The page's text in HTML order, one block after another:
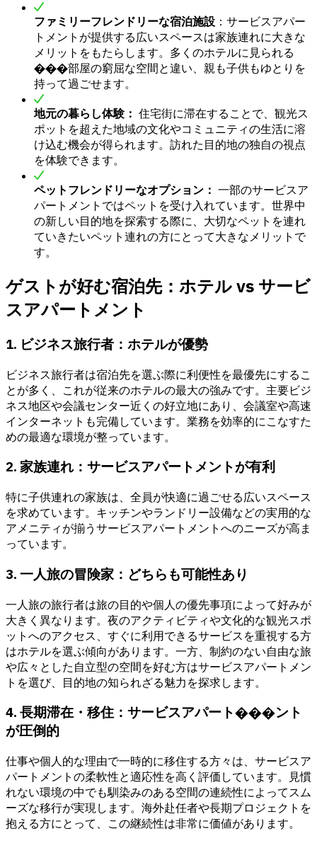
ファミリーフレンドリーな宿泊施設 ：サービスアパー
トメントが提供する広いスペースは家族連れに大きな
メリットをもたらします。多くのホテルに見られる
���部屋の窮屈な空間と違い、親も子供もゆとりを
持って過ごせます。
地元の暮らし体験： 住宅街に滞在することで、観光ス
ポットを超えた地域の文化やコミュニティの生活に溶
け込む機会が得られます。訪れた目的地の独自の視点
を体験できます。
ペットフレンドリーなオプション： 一部のサービスア
パートメントではペットを受け入れています。世界中
の新しい目的地を探索する際に、大切なペットを連れ
ていきたいペット連れの方にとって大きなメリットで
す。
ゲストが好む宿泊先：ホテル vs サービ
スアパートメント
1. ビジネス旅行者：ホテルが優勢
ビジネス旅行者は宿泊先を選ぶ際に利便性を最優先にするこ
とが多く、これが従来のホテルの最大の強みです。主要ビジ
ネス地区や会議センター近くの好立地にあり、会議室や高速
インターネットも完備しています。業務を効率的にこなすた
めの最適な環境が整っています。
2. 家族連れ：サービスアパートメントが有利
特に子供連れの家族は、全員が快適に過ごせる広いスペース
を求めています。キッチンやランドリー設備などの実用的な
アメニティが揃うサービスアパートメントへのニーズが高ま
っています。
3. 一人旅の冒険家：どちらも可能性あり
一人旅の旅行者は旅の目的や個人の優先事項によって好みが
大きく異なります。夜のアクティビティや文化的な観光スポ
ットへのアクセス、すぐに利用できるサービスを重視する方
はホテルを選ぶ傾向があります。一方、制約のない自由な旅
や広々とした自立型の空間を好む方はサービスアパートメン
トを選び、目的地の知られざる魅力を探求します。
4. 長期滞在・移住：サービスアパート���ント
が圧倒的
仕事や個人的な理由で一時的に移住する方々は、サービスア
パートメントの柔軟性と適応性を高く評価しています。見慣
れない環境の中でも馴染みのある空間の連続性によってスム
ーズな移行が実現します。海外赴任者や長期プロジェクトを
抱える方にとって、この継続性は非常に価値があります。